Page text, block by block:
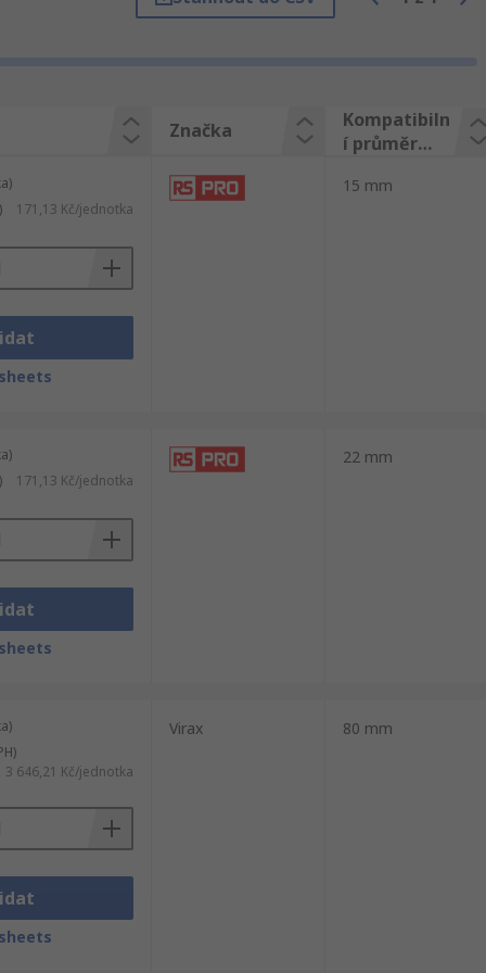
Najdete tam Instalatérské prvky
Značka
Kompatibiln
í průměr
171,13 Kč/jednotka
15 mm
171,13 Kč/jednotka
22 mm
3 646,21 Kč/jednotka
Virax 80 mm